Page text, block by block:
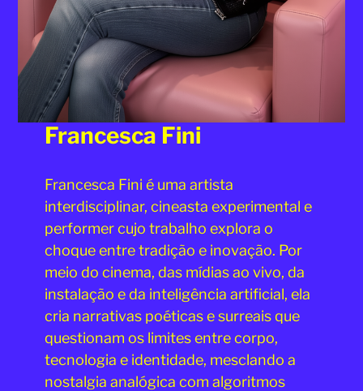
Francesca Fini
Francesca Fini é uma artista
interdisciplinar, cineasta experimental e
performer cujo trabalho explora o
choque entre tradição e inovação. Por
meio do cinema, das mídias ao vivo, da
instalação e da inteligência artificial, ela
cria narrativas poéticas e surreais que
questionam os limites entre corpo,
tecnologia e identidade, mesclando a
nostalgia analógica com algoritmos